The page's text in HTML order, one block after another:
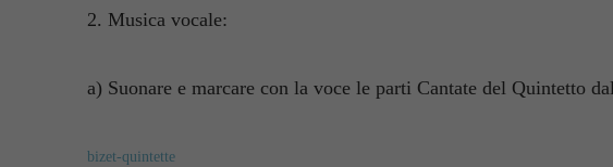
2. Musica vocale:
a) Suonare e marcare con la voce le parti Cantate del Quintetto
bizet-quintette